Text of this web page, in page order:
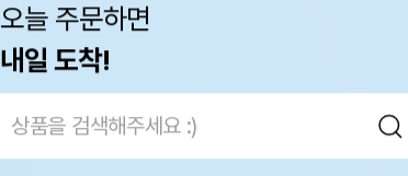
오늘 주문하면
내일 도착!